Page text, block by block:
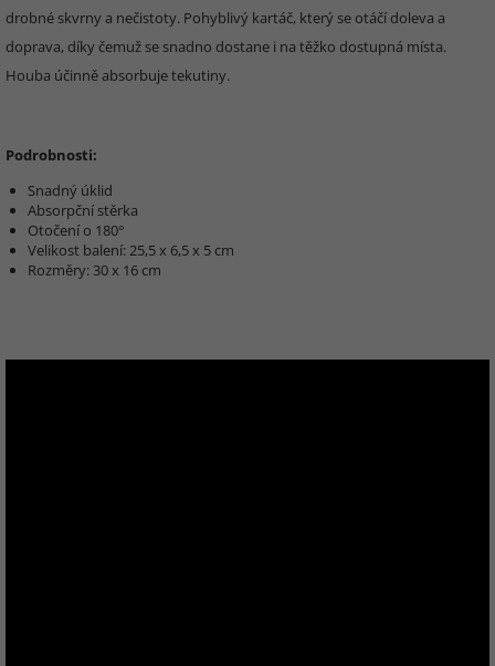
drobné skvrny a nečistoty. Pohyblivý kartáč, který se otáčí doleva a
doprava, díky čemuž se snadno dostane i na těžko dostupná místa.
Houba účinně absorbuje tekutiny.
Podrobnosti:
Snadný úklid
Absorpční stěrka
Otočení o 180°
Velikost balení: 25,5 x 6,5 x 5 cm
Rozměry: 30 x 16 cm